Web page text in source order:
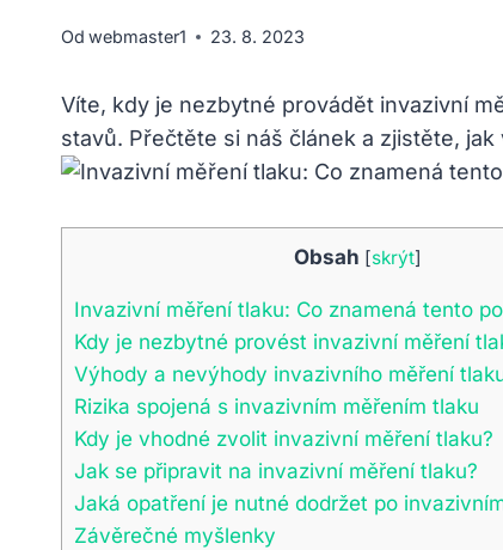
Od webmaster1 23. 8. 2023
Víte, kdy je nezbytné provádět⁤ invazivní
stavů.​ Přečtěte si náš článek a zjistěte,
Obsah [skrýt]
Invazivní‍ měření tlaku:⁤ Co‌ znamená tento
Kdy je ​nezbytné‍ provést invazivní měření
Výhody a nevýhody invazivního⁤ měření
Rizika spojená ⁤s ‍invazivním měřením tlaku
Kdy ⁢je vhodné zvolit ​invazivní měření tlaku?
Jak se připravit⁣ na invazivní ⁤měření tlaku?
Jaká opatření je ⁢nutné dodržet po
Závěrečné myšlenky